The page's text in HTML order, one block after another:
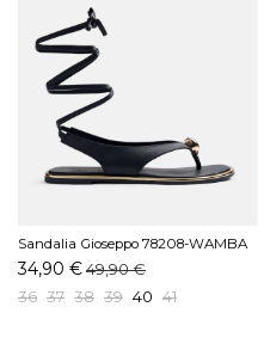
Sandalia Gioseppo 78208-WAMBA
Negro
34,90 €49,90 €
36 37 38 39 40 41